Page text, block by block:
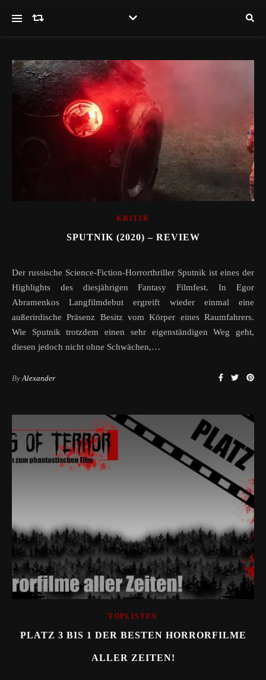
KRITIK
SPUTNIK (2020) – REVIEW
Der russische Science-Fiction-Horrorthriller Sputnik ist eines der
Highlights des diesjährigen Fantasy Filmfest. In Egor
Abramenkos Langfilmdebut ergreift wieder einmal eine
außerirdische Präsenz Besitz vom Körper eines Raumfahrers.
Wie Sputnik trotzdem einen sehr eigenständigen Weg geht,
diesen jedoch nicht ohne Schwächen,…
By Alexander
TOPLISTEN
PLATZ 3 BIS 1 DER BESTEN HORRORFILME
ALLER ZEITEN!